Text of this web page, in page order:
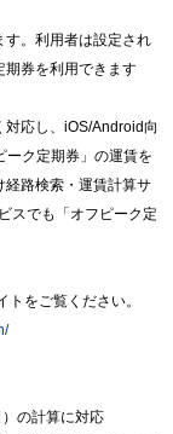
。利用者は設定され
期券を利用できます
応し、iOS/Android向
ーク定期券」の運賃を
経路検索・運賃計算サ
スでも「オフピーク定
をご覧ください。
の計算に対応